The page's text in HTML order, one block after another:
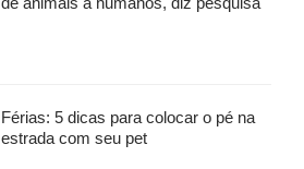
Férias: 5 dicas para colocar o pé na
estrada com seu pet